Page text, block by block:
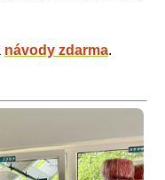
návody zdarma.